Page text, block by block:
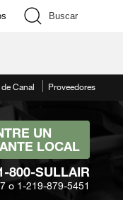
Buscar
Canal Proveedores
UN
LOCAL
800-SULLAIR
o 1-219-879-5451